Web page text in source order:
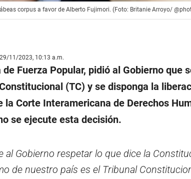
corpus a favor de Alberto Fujimori. (Foto: Britanie Arroyo/
11/2023, 10:13 a.m.
de Fuerza Popular, pidió al Gobierno que
(TC) y se disponga la
la Corte Interamericana de Derechos
se ejecute esta decisión.
al Gobierno respetar lo que dice la
de nuestro país es el Tribunal